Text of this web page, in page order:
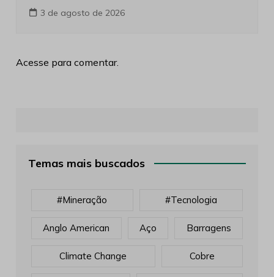
3 de agosto de 2026
Acesse para comentar.
Temas mais buscados
#mineração #tecnologia
Anglo American Aço Barragens
Climate Change Cobre